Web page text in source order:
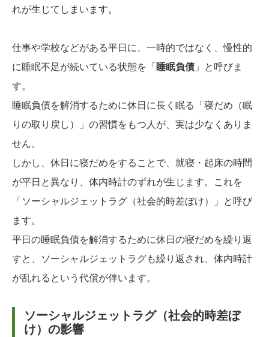
れが生じてしまいます。
仕事や学校などがある平日に、一時的ではなく、慢性的
に睡眠不足が続いている状態を「 睡眠負債 」と呼びま
す。
睡眠負債を解消するために休日に長く眠る「寝だめ（眠
りの取り戻し）」の習慣をもつ人が、実は少なくありま
せん。
しかし、休日に寝だめをすることで、就寝・起床の時間
が平日と異なり、体内時計のずれが生じます。これを
「ソーシャルジェットラグ（社会的時差ぼけ）」と呼び
ます。
平日の睡眠負債を解消するために休日の寝だめを繰り返
すと、ソーシャルジェットラグも繰り返され、体内時計
が乱れるという代償が伴います。
ソーシャルジェットラグ（社会的時差ぼ
け）の影響